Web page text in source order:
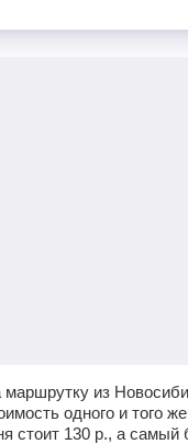
маршрутку из
одного и того
стоит 130 р., а самый